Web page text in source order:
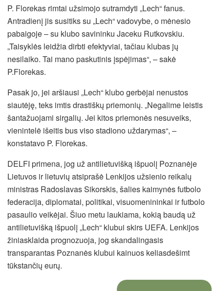
P. Florekas rimtai užsimojo sutramdyti „Lech“ fanus.
Antradienį jis susitiks su „Lech“ vadovybe, o mėnesio
pabaigoje – su klubo savininku Jaceku Rutkovskiu.
„Taisyklės leidžia dirbti efektyviai, tačiau klubas jų
nesilaiko. Tai mano paskutinis įspėjimas“, – sakė
P.Florekas.
Pasak jo, jei aršiausi „Lech“ klubo gerbėjai nenustos
siautėję, teks imtis drastiškų priemonių. „Negalime leistis
šantažuojami sirgalių. Jei kitos priemonės nesuveiks,
vienintelė išeitis bus viso stadiono uždarymas“, –
konstatavo P. Florekas.
DELFI primena, jog už antilietuvišką išpuolį Poznanėje
Lietuvos ir lietuvių atsiprašė Lenkijos užsienio reikalų
ministras Radoslavas Sikorskis, šalies kaimynės futbolo
federacija, diplomatai, politikai, visuomenininkai ir futbolo
pasaulio veikėjai. Šiuo metu laukiama, kokią baudą už
antilietuvišką išpuolį „Lech“ klubui skirs UEFA. Lenkijos
žiniasklaida prognozuoja, jog skandalingasis
transparantas Poznanės klubui kainuos keliasdešimt
tūkstančių eurų.